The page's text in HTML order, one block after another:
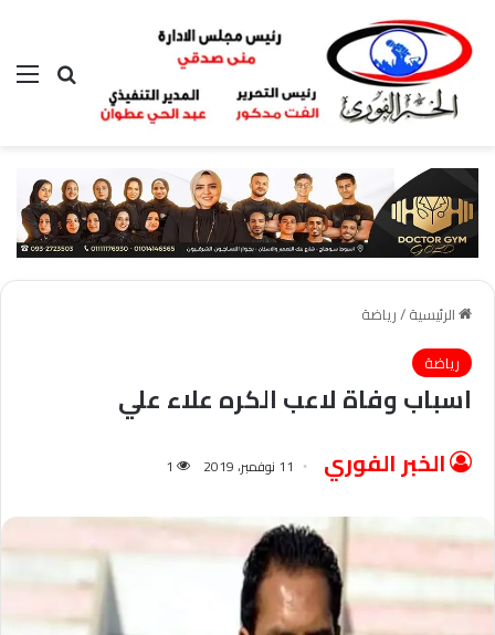
بحث عن
الرئيسية/رياضة
رياضة
اسباب وفاة لاعب الكره علاء علي
الخبر الفوري 11 نوفمبر، 2019 1